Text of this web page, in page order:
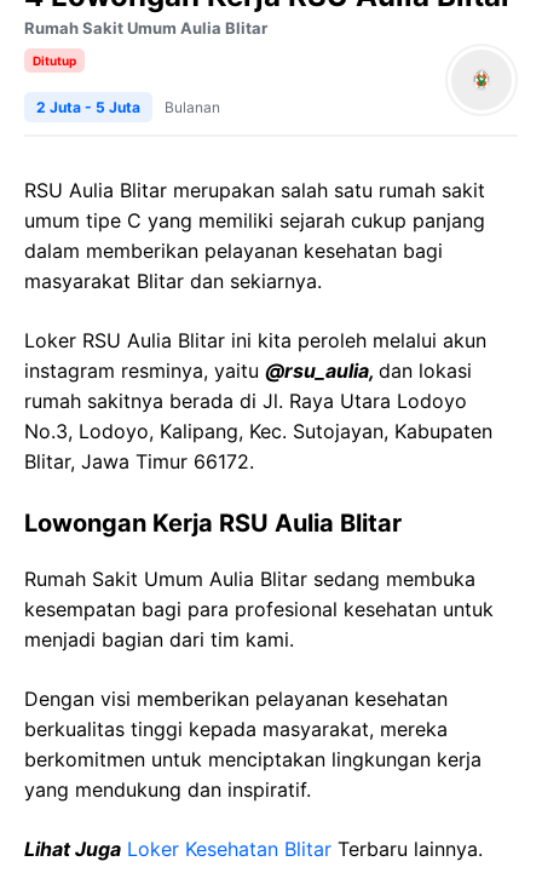
Rumah Sakit Umum Aulia Blitar
Ditutup
2 Juta - 5 Juta Bulanan
RSU Aulia Blitar merupakan salah satu rumah sakit
umum tipe C yang memiliki sejarah cukup panjang
dalam memberikan pelayanan kesehatan bagi
masyarakat Blitar dan sekiarnya.
Loker RSU Aulia Blitar ini kita peroleh melalui akun
instagram resminya, yaitu @rsu_aulia, dan lokasi
rumah sakitnya berada di Jl. Raya Utara Lodoyo
No.3, Lodoyo, Kalipang, Kec. Sutojayan, Kabupaten
Blitar, Jawa Timur 66172.
Lowongan Kerja RSU Aulia Blitar
Rumah Sakit Umum Aulia Blitar sedang membuka
kesempatan bagi para profesional kesehatan untuk
menjadi bagian dari tim kami.
Dengan visi memberikan pelayanan kesehatan
berkualitas tinggi kepada masyarakat, mereka
berkomitmen untuk menciptakan lingkungan kerja
yang mendukung dan inspiratif.
Lihat Juga Loker Kesehatan Blitar Terbaru lainnya.